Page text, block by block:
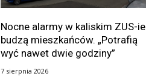
Nocne alarmy w kaliskim ZUS-ie
budzą mieszkańców. „Potrafią
wyć nawet dwie godziny”
7 sierpnia 2026